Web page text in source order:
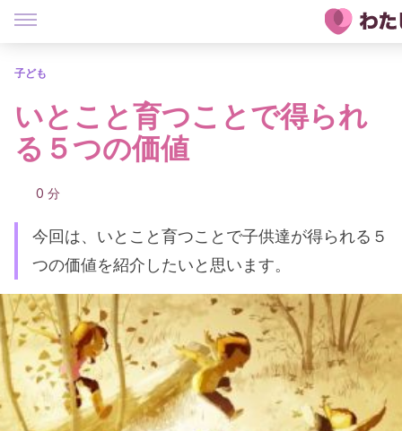
子ども
いとこと育つことで得られ
る５つの価値
0 分
今回は、いとこと育つことで子供達が得られる５
つの価値を紹介したいと思います。